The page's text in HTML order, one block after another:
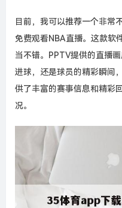
目前，我可以推荐一个非
免费观看NBA直播。这款软
当不错。PPTV提供的直播
进球，还是球员的精彩瞬间
供了丰富的赛事信息和精彩
况。